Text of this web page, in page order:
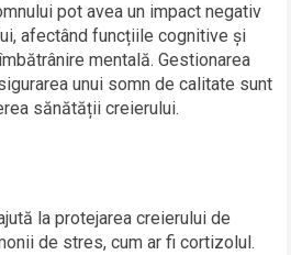
pot avea un impact negativ
afectând funcțiile cognitive și
mentală. Gestionarea
unui somn de calitate sunt
sănătății creierului.
la protejarea creierului de
de stres, cum ar fi cortizolul.